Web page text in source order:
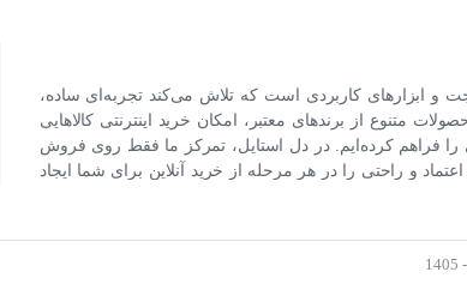
و ابزارهای کاربردی است که تلاش می‌کند تجربه‌ای ساده،
متنوع از برندهای معتبر، امکان خرید اینترنتی کالاهایی
را فراهم کرده‌ایم. در دل استایل، تمرکز ما فقط روی فروش
و راحتی را در هر مرحله از خرید آنلاین برای شما ایجاد